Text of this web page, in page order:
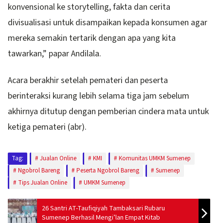
konvensional ke storytelling, fakta dan cerita
divisualisasi untuk disampaikan kepada konsumen agar
mereka semakin tertarik dengan apa yang kita
tawarkan,” papar Andilala.
Acara berakhir setelah pemateri dan peserta
berinteraksi kurang lebih selama tiga jam sebelum
akhirnya ditutup dengan pemberian cindera mata untuk
ketiga pemateri (abr).
Tag: Jualan Online KMI
Komunitas UMKM Sumenep
Ngobrol Bareng
Peserta Ngobrol Bareng
Sumenep
Tips Jualan Online
UMKM Sumenep
26 Santri AT-Taufiqiyah Tambaksari Rubaru
Sumenep Berhasil Mengi’lan Empat Kitab